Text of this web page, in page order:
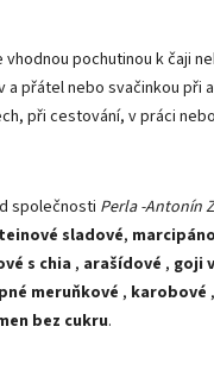
vhodnou pochutinou k čaji
a přátel nebo svačinkou při
při cestování, v práci
společnosti Perla -Antonín
sladové,
s chia , arašídové , goji
meruňkové , karobové ,
bez cukru.